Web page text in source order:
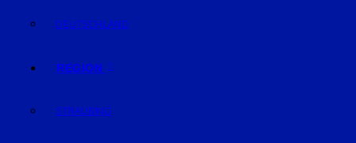
DEUTSCHLAND
REGION
STRAUBING